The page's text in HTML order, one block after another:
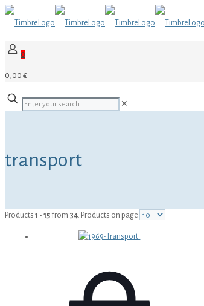
0
0,00 €
✕
transport
Products 1 - 15 from 34. Products on page